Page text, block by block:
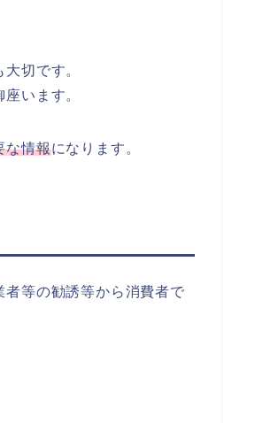
切です。
います。
な情報になります。
等の勧誘等から消費者で